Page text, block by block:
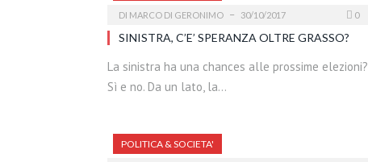
DI MARCO DI GERONIMO 30/10/2017 0
SINISTRA, C’E’ SPERANZA OLTRE GRASSO?
La sinistra ha una chances alle prossime elezioni?
Sì e no. Da un lato, la…
POLITICA & SOCIETA'